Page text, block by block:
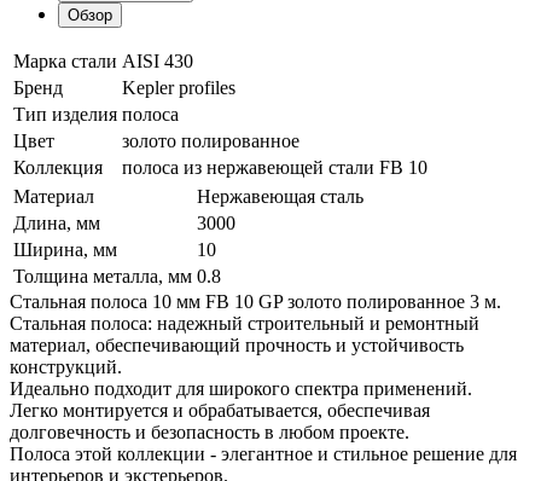
Обзор
Марка стали AISI 430
Бренд
Kepler profiles
Тип изделия полоса
Цвет
золото полированное
Коллекция
полоса из нержавеющей стали FB 10
Материал
Нержавеющая сталь
Длина, мм
3000
Ширина, мм
10
Толщина металла, мм 0.8
Стальная полоса 10 мм FB 10 GP золото полированное 3 м.
Стальная полоса: надежный строительный и ремонтный
материал, обеспечивающий прочность и устойчивость
конструкций.
Идеально подходит для широкого спектра применений.
Легко монтируется и обрабатывается, обеспечивая
долговечность и безопасность в любом проекте.
Полоса этой коллекции - элегантное и стильное решение для
интерьеров и экстерьеров.